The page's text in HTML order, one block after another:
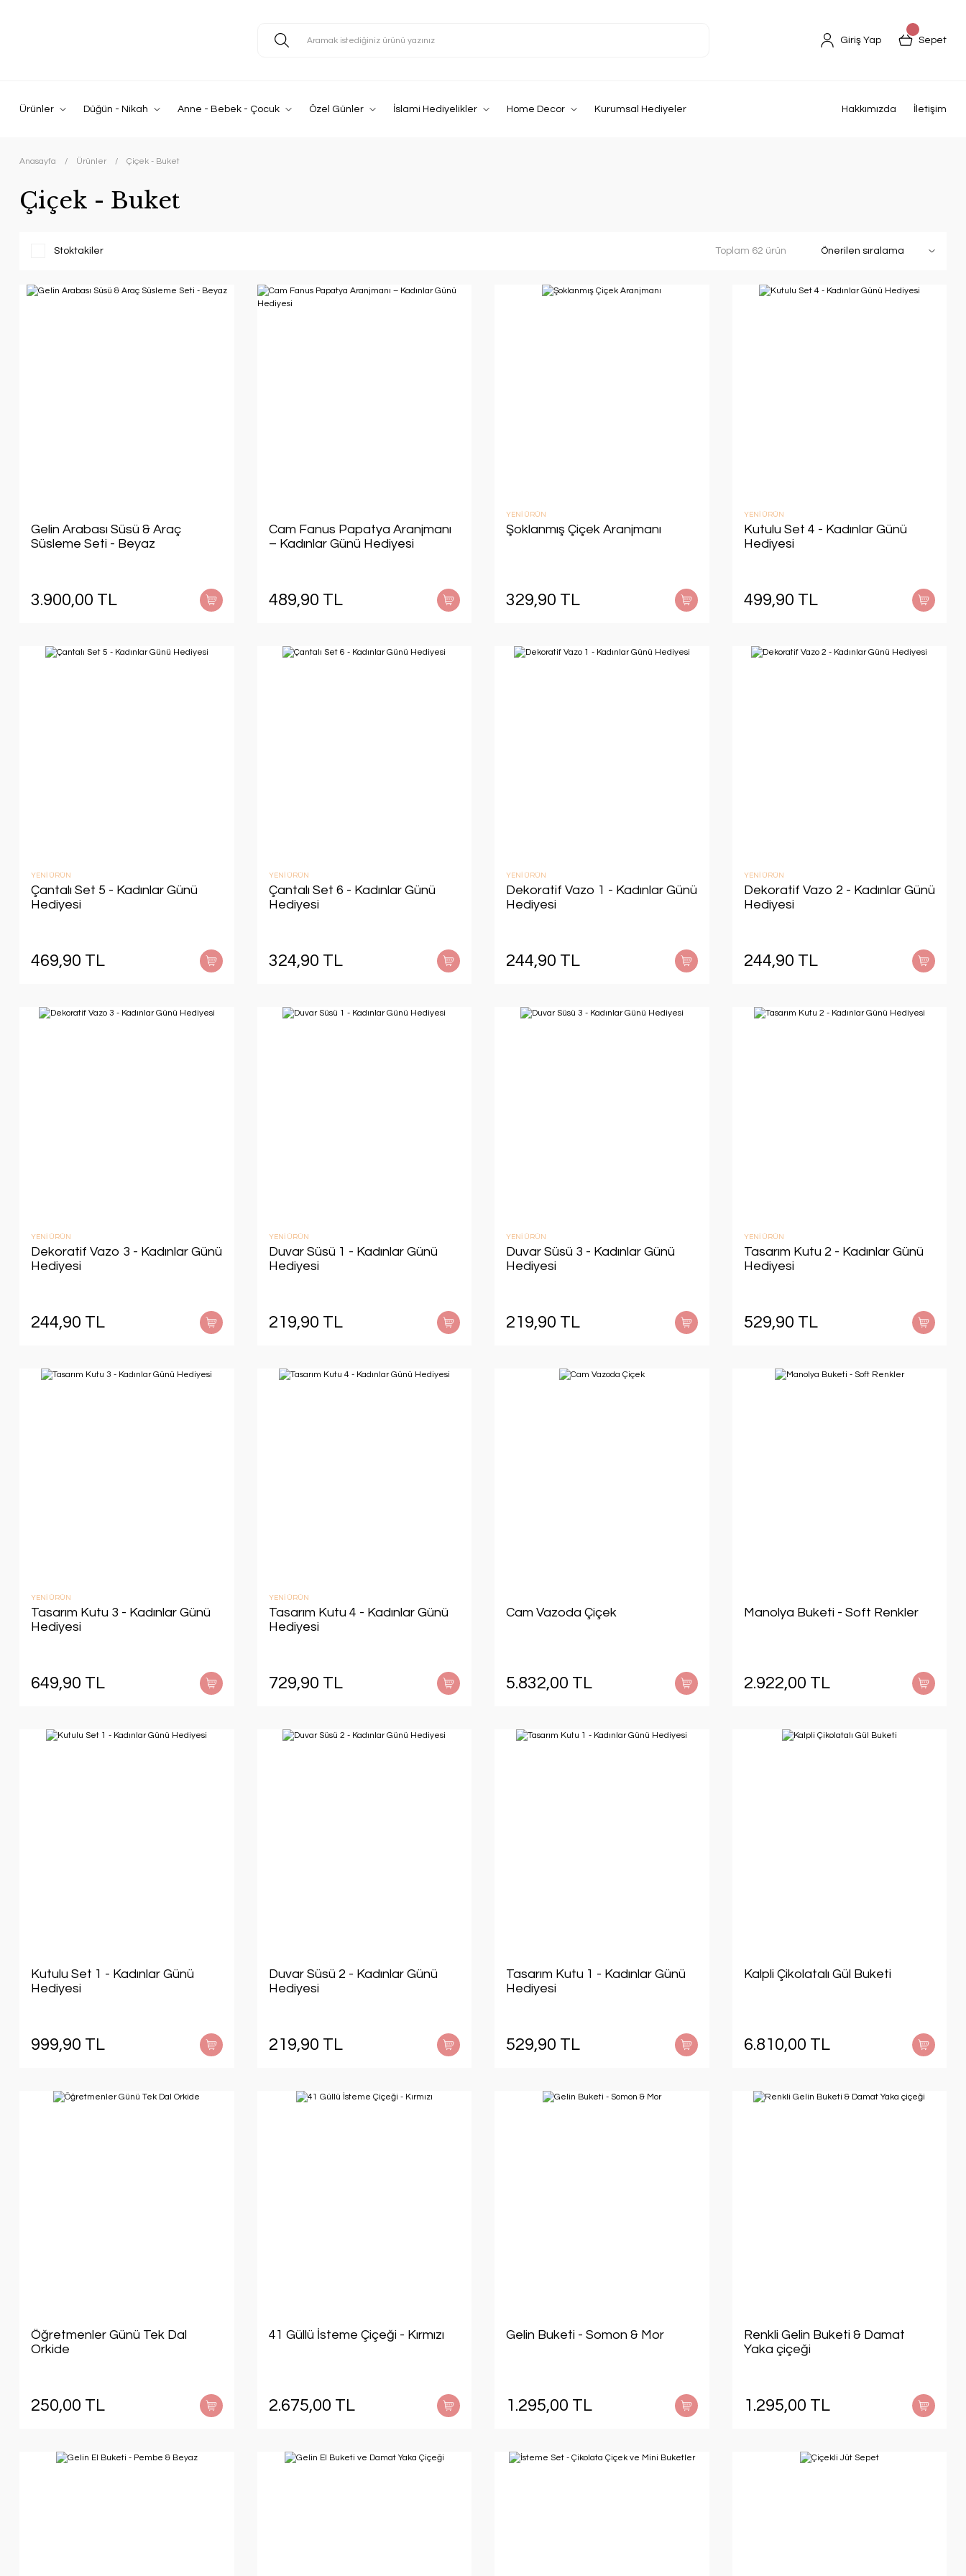
Giriş Yap Sepet
Ürünler Düğün - Nikah Anne - Bebek - Çocuk Özel Günler İslami Hediyelikler Home Decor Kurumsal Hediyeler Hakkımızda İletişim
Anasayfa Ürünler Çiçek - Buket
Çiçek - Buket
Stoktakiler Toplam 62 ürün
Gelin Arabası Süsü & Araç
Süsleme Seti - Beyaz
3.900,00 TL
Cam Fanus Papatya Aranjmanı
– Kadınlar Günü Hediyesi
489,90 TL
YENİ ÜRÜN
Şoklanmış Çiçek Aranjmanı
329,90 TL
YENİ ÜRÜN
Kutulu Set 4 - Kadınlar Günü
Hediyesi
499,90 TL
YENİ ÜRÜN
Çantalı Set 5 - Kadınlar Günü
Hediyesi
469,90 TL
YENİ ÜRÜN
Çantalı Set 6 - Kadınlar Günü
Hediyesi
324,90 TL
YENİ ÜRÜN
Dekoratif Vazo 1 - Kadınlar Günü
Hediyesi
244,90 TL
YENİ ÜRÜN
Dekoratif Vazo 2 - Kadınlar Günü
Hediyesi
244,90 TL
YENİ ÜRÜN
Dekoratif Vazo 3 - Kadınlar Günü
Hediyesi
244,90 TL
YENİ ÜRÜN
Duvar Süsü 1 - Kadınlar Günü
Hediyesi
219,90 TL
YENİ ÜRÜN
Duvar Süsü 3 - Kadınlar Günü
Hediyesi
219,90 TL
YENİ ÜRÜN
Tasarım Kutu 2 - Kadınlar Günü
Hediyesi
529,90 TL
YENİ ÜRÜN
Tasarım Kutu 3 - Kadınlar Günü
Hediyesi
649,90 TL
YENİ ÜRÜN
Tasarım Kutu 4 - Kadınlar Günü
Hediyesi
729,90 TL
Cam Vazoda Çiçek
5.832,00 TL
Manolya Buketi - Soft Renkler
2.922,00 TL
Kutulu Set 1 - Kadınlar Günü
Hediyesi
999,90 TL
Duvar Süsü 2 - Kadınlar Günü
Hediyesi
219,90 TL
Tasarım Kutu 1 - Kadınlar Günü
Hediyesi
529,90 TL
Kalpli Çikolatalı Gül Buketi
6.810,00 TL
Öğretmenler Günü Tek Dal
Orkide
250,00 TL
41 Güllü İsteme Çiçeği - Kırmızı
2.675,00 TL
Gelin Buketi - Somon & Mor
1.295,00 TL
Renkli Gelin Buketi & Damat
Yaka çiçeği
1.295,00 TL